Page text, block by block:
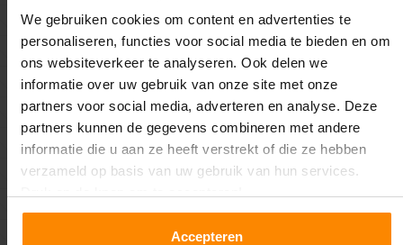
We gebruiken cookies om content en advertenties te
personaliseren, functies voor social media te bieden en om
ons websiteverkeer te analyseren. Ook delen we
informatie over uw gebruik van onze site met onze
partners voor social media, adverteren en analyse. Deze
partners kunnen de gegevens combineren met andere
informatie die u aan ze heeft verstrekt of die ze hebben
verzameld op basis van uw gebruik van hun services.
Accepteren
Multi Profiel B.V. werkt samen met andere bedrijven om
services namens ons te leveren, zoals de hosting van
websites, het verzenden van gegevens en het analyseren
van websites. Wij verstrekken deze bedrijven alleen de
elementen van uw persoonsgegevens die zij nodig hebben
om deze services te leveren. Deze bedrijven en hun
werknemers zijn niet bevoegd om deze persoonsgegevens
voor andere doeleinden te gebruiken.